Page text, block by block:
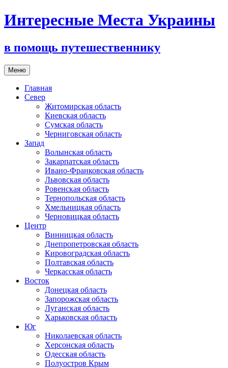
Интересные Места Украины
в помощь путешественнику
Меню Перейти
к
содержимому
Главная
Север
Житомирская область
Киевская область
Сумская область
Черниговская область
Запад
Волынская область
Закарпатская область
Ивано-Франковская область
Львовская область
Ровенская область
Тернопольская область
Хмельницкая область
Черновицкая область
Центр
Винницкая область
Днепропетровская область
Кировоградская область
Полтавская область
Черкасская область
Восток
Донецкая область
Запорожская область
Луганская область
Харьковская область
Юг
Николаевская область
Херсонская область
Одесская область
Полуостров Крым